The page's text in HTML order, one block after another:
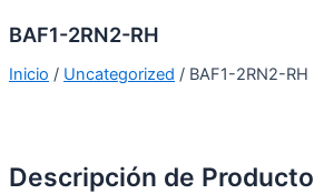
BAF1-2RN2-RH
Inicio / Uncategorized / BAF1-2RN2-RH
Descripción de Producto